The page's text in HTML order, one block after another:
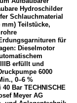
Hydroschilder
Schlauchmaterial
Teilstücke,
für
Dieselmotor
erfüllt und
6000
0–6 %
Bar TECHNISCHE
Meyer AG